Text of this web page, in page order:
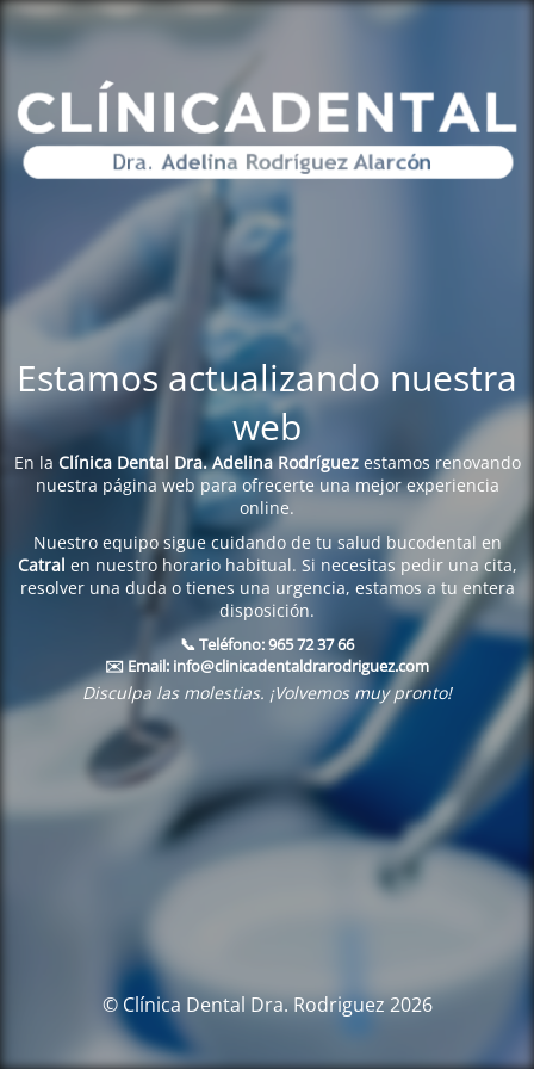
Estamos actualizando nuestra
web
En la Clínica Dental Dra. Adelina Rodríguezestamos renovando
nuestra página web para ofrecerte una mejor experiencia
online.
Nuestro equipo sigue cuidando de tu salud bucodental en
Catral en nuestro horario habitual. Si necesitas pedir una cita,
resolver una duda o tienes una urgencia, estamos a tu entera
disposición.
📞 Teléfono:965 72 37 66
✉️ Email: info@clinicadentaldrarodriguez.com
Disculpa las molestias. ¡Volvemos muy pronto!
© Clínica Dental Dra. Rodriguez 2026